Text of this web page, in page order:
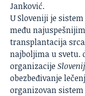
Janković.
U Sloveniji je
među
transplantacija
najboljima u svetu.
organizacije
obezbeđivanje
organizovan sistem